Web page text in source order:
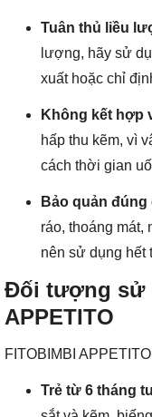
Tuân thủ liều
lượng, hãy sử
xuất hoặc chỉ
Không kết hợp
hấp thu kẽm, vì
cách thời gian
Bảo quản đúng
ráo, thoáng mát,
nên sử dụng hết
Đối tượng sử
APPETITO
FITOBIMBI
Trẻ từ 6 tháng